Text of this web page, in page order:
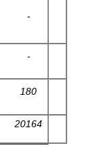
-
-
180
20164